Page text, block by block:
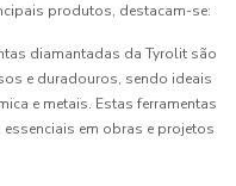
produtos, destacam-se:
diamantadas da Tyrolit são
e duradouros, sendo ideais
e metais. Estas ferramentas
em obras e projetos